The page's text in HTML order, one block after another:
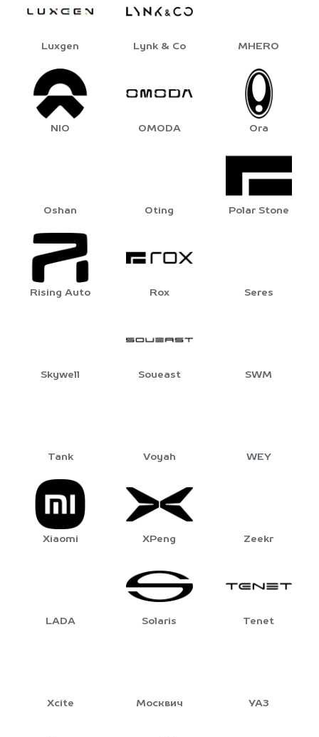
Luxgen Lynk & Co MHERO
NIO OMODA Ora
Oshan Oting Polar Stone
Rising Auto Rox Seres
Skywell Soueast SWM
Tank Voyah WEY
Xiaomi XPeng Zeekr
LADA Solaris Tenet
Xcite Москвич УАЗ